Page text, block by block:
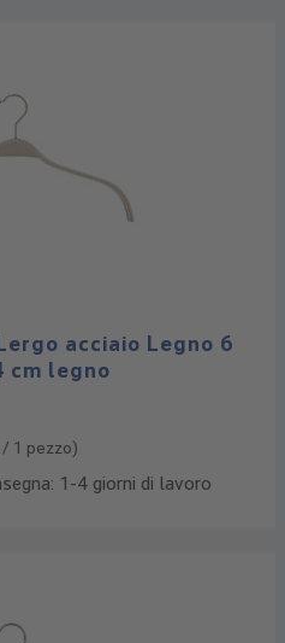
acciaio Legno 6
cm legno
1 pezzo)
1-4 giorni di lavoro